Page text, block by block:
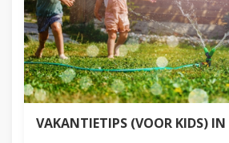
VAKANTIETIPS (VOOR KIDS)